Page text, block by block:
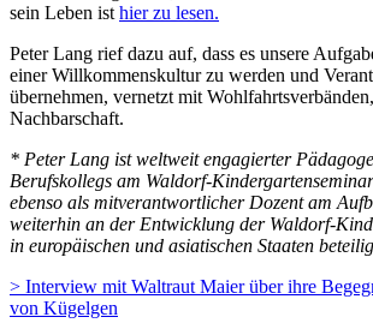
sein Leben ist hier zu lesen.
Peter Lang rief dazu auf, dass es unsere
einer Willkommenskultur zu werden und
übernehmen, vernetzt mit
Nachbarschaft.
* Peter Lang ist weltweit engagierter
Berufskollegs am Waldorf-
ebenso als mitverantwortlicher Dozent am
weiterhin an der Entwicklung der Waldorf-
in europäischen und asiatischen Staaten
> Interview mit Waltraut Maier über ihre
von Kügelgen